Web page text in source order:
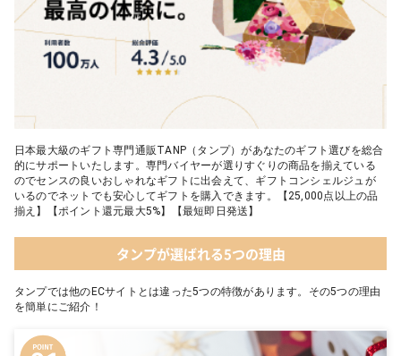
日本最大級のギフト専門通販TANP（タンプ）があなたのギフト選びを総合
的にサポートいたします。専門バイヤーが選りすぐりの商品を揃えている
のでセンスの良いおしゃれなギフトに出会えて、ギフトコンシェルジュが
いるのでネットでも安心してギフトを購入できます。【25,000点以上の品
揃え】【ポイント還元最大5%】【最短即日発送】
タンプが選ばれる5つの理由
タンプでは他のECサイトとは違った5つの特徴があります。その5つの理由
を簡単にご紹介！